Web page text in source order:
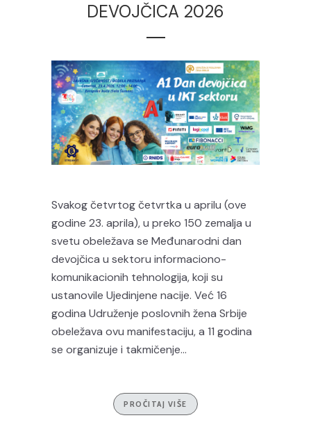
DEVOJČICA 2026
Svakog četvrtog četvrtka u aprilu (ove
godine 23. aprila), u preko 150 zemalja u
svetu obeležava se Međunarodni dan
devojčica u sektoru informaciono-
komunikacionih tehnologija, koji su
ustanovile Ujedinjene nacije. Već 16
godina Udruženje poslovnih žena Srbije
obeležava ovu manifestaciju, a 11 godina
se organizuje i takmičenje...
PROČITAJ VIŠE